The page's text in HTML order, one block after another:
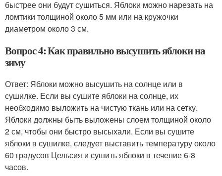
быстрее они будут сушиться. Яблоки можно нарезать на
ломтики толщиной около 5 мм или на кружочки
диаметром около 3 см.
Вопрос 4: Как правильно высушить яблоки на
зиму
Ответ: Яблоки можно высушить на солнце или в
сушилке. Если вы сушите яблоки на солнце, их
необходимо выложить на чистую ткань или на сетку.
Яблоки должны быть выложены слоем толщиной около
2 см, чтобы они быстро высыхали. Если вы сушите
яблоки в сушилке, следует выставить температуру около
60 градусов Цельсия и сушить яблоки в течение 6-8
часов.